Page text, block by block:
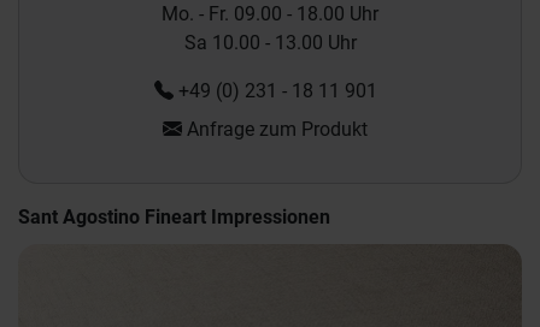
Mo. - Fr. 09.00 - 18.00 Uhr
Sa 10.00 - 13.00 Uhr
+49 (0) 231 - 18 11 901
Anfrage zum Produkt
Sant Agostino Fineart Impressionen